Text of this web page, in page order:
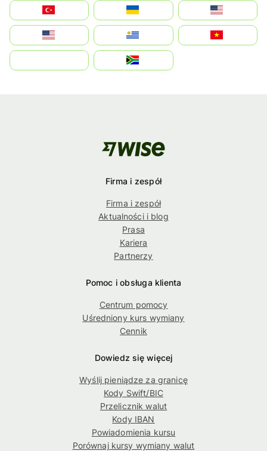
Türkiye
Україна
United States
Estados Unidos
Uruguay
Việt Nam
بالعربية
South Africa
Firma i zespół
Firma i zespół
Aktualności i blog
Prasa
Kariera
Partnerzy
Pomoc i obsługa klienta
Centrum pomocy
Uśredniony kurs wymiany
Cennik
Dowiedz się więcej
Wyślij pieniądze za granicę
Kody Swift/BIC
Przelicznik walut
Kody IBAN
Powiadomienia kursu
Porównaj kursy wymiany walut